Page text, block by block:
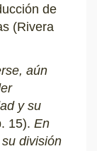
de
(Rivera
aún
y su
15). En
división